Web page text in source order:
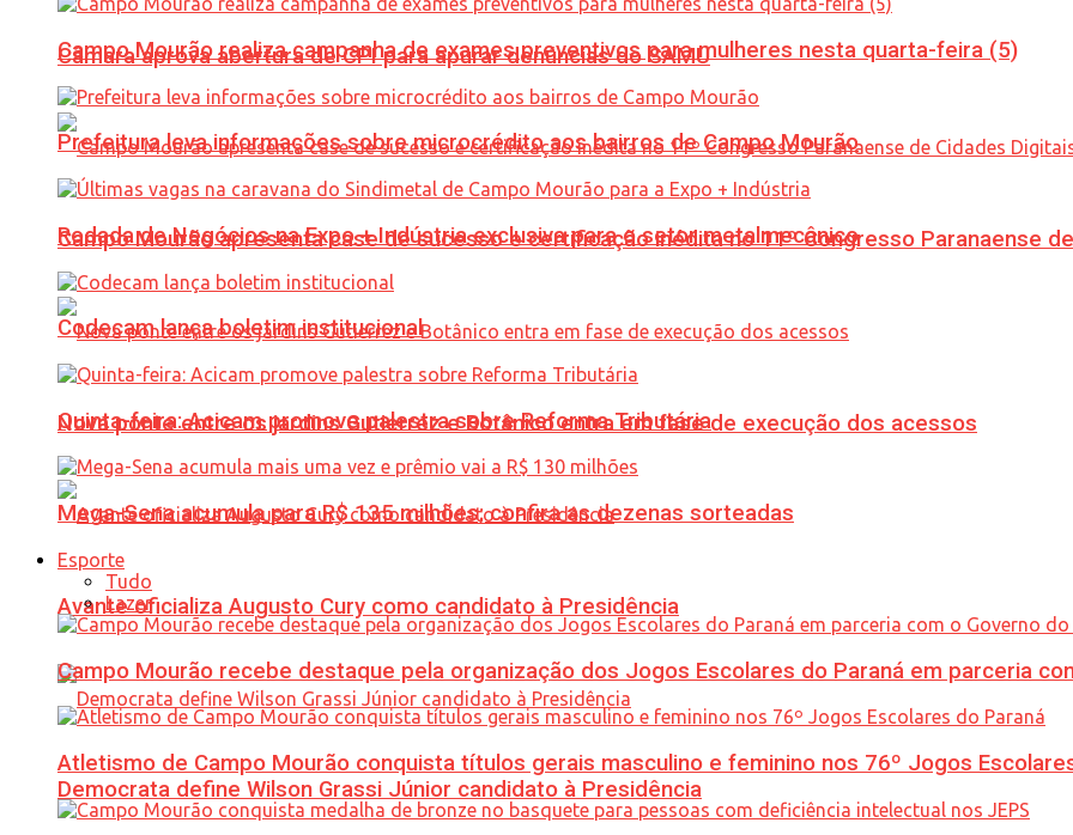
Câmara aprova abertura de CPI para apurar denúncias do SAMU
Campo Mourão apresenta case de sucesso e certificação inédita no 11º Congresso Paranaense
Nova ponte entre os jardins Gutierrez e Botânico entra em fase de execução dos acessos
Avante oficializa Augusto Cury como candidato à Presidência
Democrata define Wilson Grassi Júnior candidato à Presidência
Campo Mourão realiza campanha de exames preventivos para mulheres nesta quarta-feira (5)
Prefeitura leva informações sobre microcrédito aos bairros de Campo Mourão
Rodada de Negócios na Expo + Indústria exclusiva para o setor metalmecânico
Codecam lança boletim institucional
Quinta-feira: Acicam promove palestra sobre Reforma Tributária
Mega-Sena acumula para R$ 135 milhões; confira as dezenas sorteadas
Esporte
Tudo
Lazer
Campo Mourão recebe destaque pela organização dos Jogos Escolares do Paraná em parceria
Atletismo de Campo Mourão conquista títulos gerais masculino e feminino nos 76º Jogos